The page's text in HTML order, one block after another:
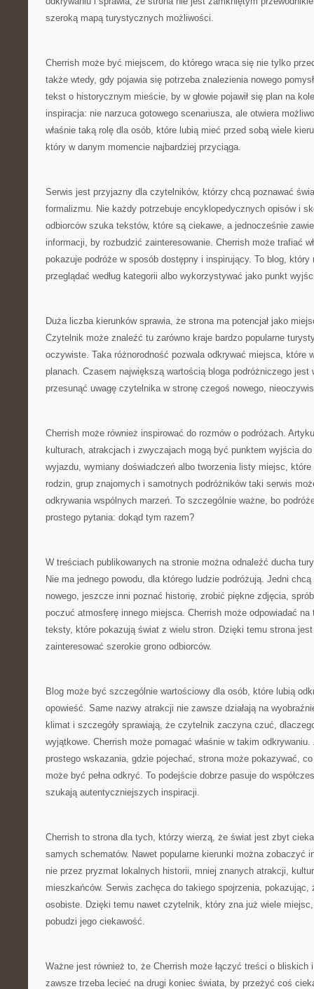
szeroką mapą turystycznych możliwości.
Cherrish może być miejscem, do którego wraca się nie tylko
także wtedy, gdy pojawia się potrzeba znalezienia nowego
tekst o historycznym mieście, by w głowie pojawił się plan na
inspiracja: nie narzuca gotowego scenariusza, ale otwiera
właśnie taką rolę dla osób, które lubią mieć przed sobą wiele
który w danym momencie najbardziej przyciąga.
Serwis jest przyjazny dla czytelników, którzy chcą poznawać
formalizmu. Nie każdy potrzebuje encyklopedycznych opisów i
odbiorców szuka tekstów, które są ciekawe, a jednocześnie
informacji, by rozbudzić zainteresowanie. Cherrish może trafiać
pokazuje podróże w sposób dostępny i inspirujący. To blog,
przeglądać według kategorii albo wykorzystywać jako punkt
Duża liczba kierunków sprawia, że strona ma potencjał jako
Czytelnik może znaleźć tu zarówno kraje bardzo popularne
oczywiste. Taka różnorodność pozwala odkrywać miejsca, które
planach. Czasem największą wartością bloga podróżniczego jest
przesunąć uwagę czytelnika w stronę czegoś nowego,
Cherrish może również inspirować do rozmów o podróżach.
kulturach, atrakcjach i zwyczajach mogą być punktem wyjścia do
wyjazdu, wymiany doświadczeń albo tworzenia listy miejsc,
rodzin, grup znajomych i samotnych podróżników taki serwis
odkrywania wspólnych marzeń. To szczególnie ważne, bo
prostego pytania: dokąd tym razem?
W treściach publikowanych na stronie można odnaleźć ducha
Nie ma jednego powodu, dla którego ludzie podróżują. Jedni
nowego, jeszcze inni poznać historię, zrobić piękne zdjęcia,
poczuć atmosferę innego miejsca. Cherrish może odpowiadać na
teksty, które pokazują świat z wielu stron. Dzięki temu strona
zainteresować szerokie grono odbiorców.
Blog może być szczególnie wartościowy dla osób, które lubią
opowieść. Same nazwy atrakcji nie zawsze działają na
klimat i szczegóły sprawiają, że czytelnik zaczyna czuć,
wyjątkowe. Cherrish może pomagać właśnie w takim
prostego wskazania, gdzie pojechać, strona może pokazywać,
może być pełna odkryć. To podejście dobrze pasuje do
szukają autentyczniejszych inspiracji.
Cherrish to strona dla tych, którzy wierzą, że świat jest zbyt
samych schematów. Nawet popularne kierunki można zobaczyć
nie przez pryzmat lokalnych historii, mniej znanych atrakcji,
mieszkańców. Serwis zachęca do takiego spojrzenia, pokazując,
osobiste. Dzięki temu nawet czytelnik, który zna już wiele
pobudzi jego ciekawość.
Ważne jest również to, że Cherrish może łączyć treści o bliskich
zawsze trzeba lecieć na drugi koniec świata, by przeżyć coś